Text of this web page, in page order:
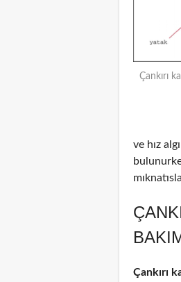
Çankırı
ve hız
Çankırı